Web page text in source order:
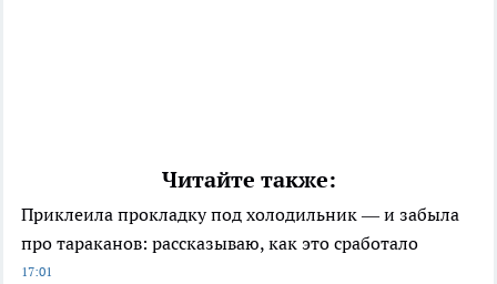
Читайте также:
Приклеила прокладку под холодильник — и забыла
про тараканов: рассказываю, как это сработало
17:01